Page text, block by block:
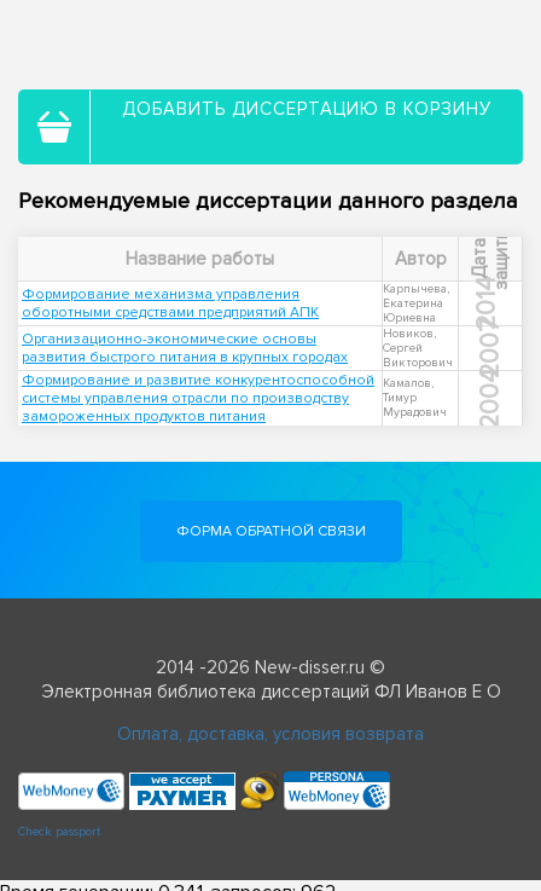
ДОБАВИТЬ ДИССЕРТАЦИЮ В КОРЗИНУ
Рекомендуемые диссертации данного раздела
Название работы Автор Д
а
т
а
з
а
щ
и
т ы
Формирование механизма управления
оборотными средствами предприятий АПК
Карпычева,
Екатерина
Юриевна
2014
Организационно-экономические основы
развития быстрого питания в крупных городах
Новиков,
Сергей
Викторович
2007
Формирование и развитие конкурентоспособной
системы управления отрасли по производству
замороженных продуктов питания
Камалов,
Тимур
Мурадович
2004
ФОРМА ОБРАТНОЙ СВЯЗИ
2014 -2026 New-disser.ru ©
Электронная библиотека диссертаций ФЛ Иванов Е О
Оплата, доставка, условия возврата
Check passport